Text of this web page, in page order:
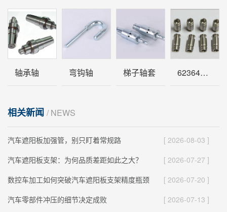
轴承轴 弯钩轴 梯子轴套 62364轴套
相关新闻 / NEWS
汽车遮阳板加强管，别只盯着常规路
[ 2026-08-03 ]
汽车遮阳板支架：为何品质差距如此之大？
[ 2026-07-27 ]
数控车加工如何突破汽车遮阳板支架精度瓶颈
[ 2026-07-20 ]
汽车零部件冲压的细节决定成败
[ 2026-07-13 ]